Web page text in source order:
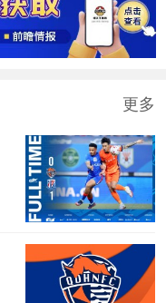
更多